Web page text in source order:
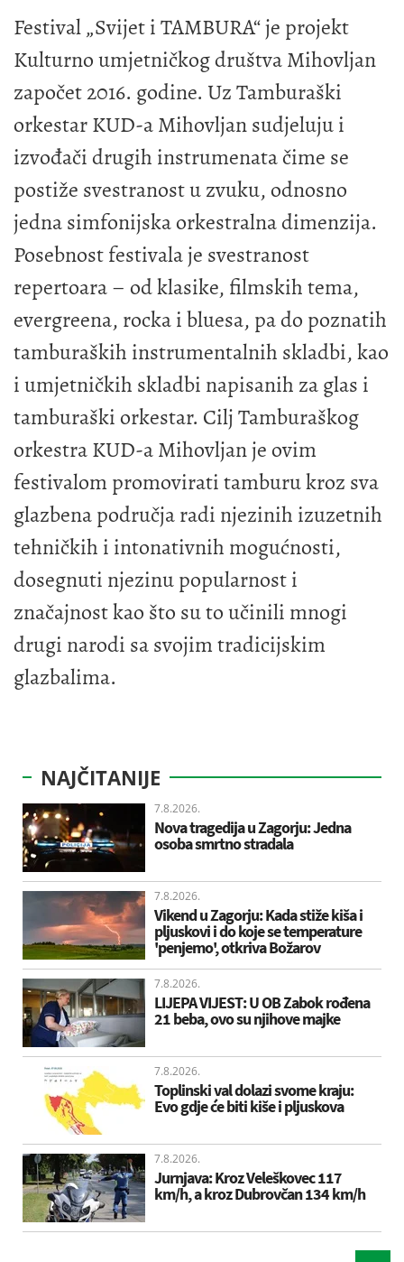
Festival „Svijet i TAMBURA“ je projekt
Kulturno umjetničkog društva Mihovljan
započet 2016. godine. Uz Tamburaški
orkestar KUD-a Mihovljan sudjeluju i
izvođači drugih instrumenata čime se
postiže svestranost u zvuku, odnosno
jedna simfonijska orkestralna dimenzija.
Posebnost festivala je svestranost
repertoara – od klasike, filmskih tema,
evergreena, rocka i bluesa, pa do poznatih
tamburaških instrumentalnih skladbi, kao
i umjetničkih skladbi napisanih za glas i
tamburaški orkestar. Cilj Tamburaškog
orkestra KUD-a Mihovljan je ovim
festivalom promovirati tamburu kroz sva
glazbena područja radi njezinih izuzetnih
tehničkih i intonativnih mogućnosti,
dosegnuti njezinu popularnost i
značajnost kao što su to učinili mnogi
drugi narodi sa svojim tradicijskim
glazbalima.
NAJČITANIJE
7.8.2026.
Nova tragedija u Zagorju: Jedna
osoba smrtno stradala
7.8.2026.
Vikend u Zagorju: Kada stiže kiša i
pljuskovi i do koje se temperature
'penjemo', otkriva Božarov
7.8.2026.
LIJEPA VIJEST: U OB Zabok rođena
21 beba, ovo su njihove majke
7.8.2026.
Toplinski val dolazi svome kraju:
Evo gdje će biti kiše i pljuskova
7.8.2026.
Jurnjava: Kroz Veleškovec 117
km/h, a kroz Dubrovčan 134 km/h